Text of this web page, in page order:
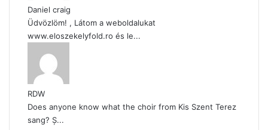
Daniel craig
Üdvözlöm! , Látom a weboldalukat
www.eloszekelyfold.ro és le...
RDW
Does anyone know what the choir from Kis Szent Terez
sang? Ș...